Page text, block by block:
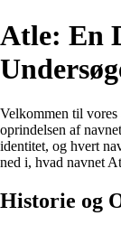
Atle: En
Velkommen til
oprindelsen af
identitet, og hvert
ned i, hvad navnet
Historie og